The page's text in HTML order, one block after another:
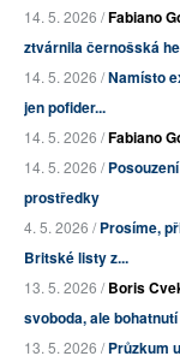
14. 5. 2026 /Fabiano
ztvárnila černošská
14. 5. 2026 /Namísto
jen pofider...
14. 5. 2026 /Fabiano
14. 5. 2026 /
prostředky
4. 5. 2026 /Prosíme,
Britské listy z...
13. 5. 2026 /Boris
svoboda, ale
13. 5. 2026 /Průzkum